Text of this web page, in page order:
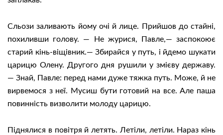
Сльози заливають йому очі й лице. Прийшов до стайні,
похиливши голову. — Не журися, Павле,— заспокоює
старий кінь-віщівник.— Збирайся у путь, і йдемо шукати
царицю Олену. Другого дня рушили у змієву державу.
— Знай, Павле: перед нами дуже тяжка путь. Може, й не
вирвемося з неї. Мусиш бути готовий на все. Але паша
повинність визволити молоду царицю.
Піднялися в повітря й летять. Летіли, летіли. Нараз кінь